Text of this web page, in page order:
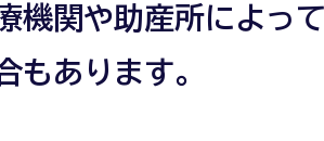
機関や助産所によっ
もあります。